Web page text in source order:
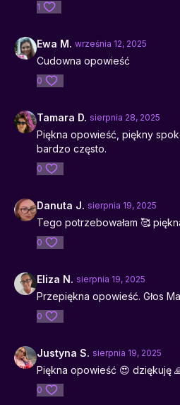
1
Ewa M. września 12, 2025
Cudowna opowieść
0
Tamara D. sierpnia 28, 2025
Piękna opowieść, piękny
bardzo często.
0
Danuta J. sierpnia 19, 2025
Tego potrzebowałam 🥰
0
Eliza N. sierpnia 19, 2025
Przepiękna opowieść. Głos
0
Justyna S. sierpnia 19, 2025
Piękna opowieść 😍 dziękuję
0